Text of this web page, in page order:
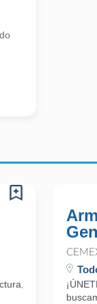
distribución y